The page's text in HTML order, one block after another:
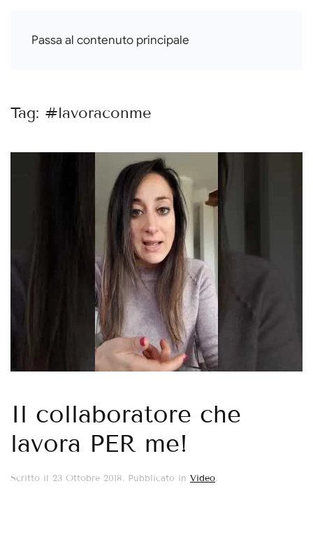
Passa al contenuto principale
Francesca Di Falco
Tag: #lavoraconme
Il collaboratore che
lavora PER me!
Scritto il 23 Ottobre 2018. Pubblicato in Video.